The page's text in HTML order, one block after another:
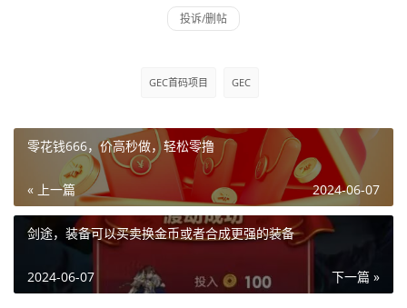
GEC首码项目 GEC
零花钱666，价高秒做，轻松零撸
« 上一篇 2024-06-07
剑途，装备可以买卖换金币或者合成更强的装备
下一篇 »
2024-06-07